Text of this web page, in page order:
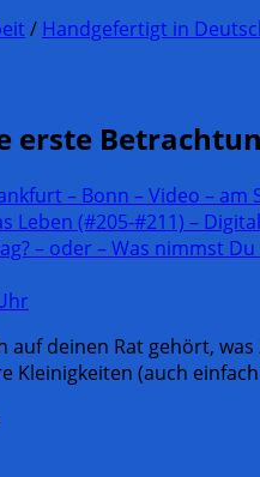
/ Handgefertigt in
erste
– Bonn – Video –
Leben (#205-#211) –
– oder – Was nimmst
auf deinen Rat gehört,
Kleinigkeiten (auch